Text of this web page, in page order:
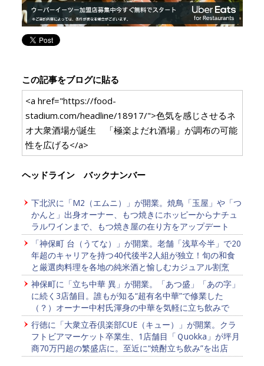
この記事をブログに貼る
<a href="https://food-
stadium.com/headline/18917/">色気を感じさせるネ
オ大衆酒場が誕生 「極楽よだれ酒場」が調布の可能
性を広げる</a>
ヘッドライン バックナンバー
下北沢に「M2（エムニ）」が開業。焼鳥「玉屋」や「つ
かんと」出身オーナー、もつ焼きにホッピーからナチュ
ラルワインまで、もつ焼き屋の在り方をアップデート
「神保町 台（うてな）」が開業。老舗「浅草今半」で20
年超のキャリアを持つ40代後半2人組が独立！旬の和食
と厳選肉料理を各地の純米酒と愉しむカジュアル割烹
神保町に「立ち中華 異」が開業。「あつ盛」「あの字」
に続く3店舗目。誰もが知る“超有名中華”で修業した
（？）オーナー中村氏渾身の中華を気軽に立ち飲みで
行徳に「大衆立吞倶楽部CUE（キュー）」が開業。クラ
フトビアマーケット卒業生、1店舗目「Ｑuokka」が坪月
商70万円超の繁盛店に。至近に“焼酎立ち飲み”を出店